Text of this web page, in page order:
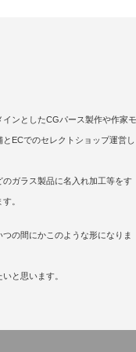
ンとしたCGパース製作や作家モ
ECでのセレクトショップ運営し
ガラス製品に名入れ加工等をす
。
の間にかこのような形になりま
と思います。